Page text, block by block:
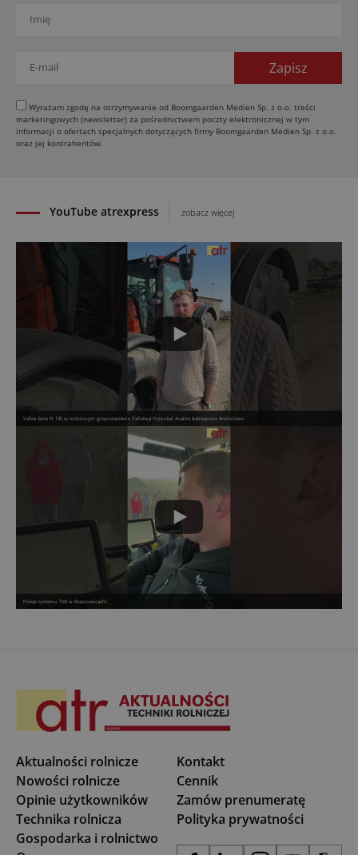
02.08.2026
01.08.2026
Elektryczne maszyny terenowe: 3 kluczowe trendy
31.07.2026
Kukurydza w Polsce: aktualny stan plantacji
30.07.2026
YouTube atrexpress zobacz więcej
Valtra Serie N 135 w rodzinnym gospodarstwie Państwa Pszonka! #valtra #atrexpress #rolnictwo
Pokaz systemu TIM w Braszowicach!
Wyrażam zgodę na otrzymywanie od Boomgaarden Medien Sp. z o.o. treści
marketingowych (newsletter) za pośrednictwem poczty elektronicznej w tym
informacji o ofertach specjalnych dotyczących firmy Boomgaarden Medien Sp. z o.o.
oraz jej kontrahentów.
Aktualności rolnicze
Nowości rolnicze
Opinie użytkowników
Technika rolnicza
Gospodarka i rolnictwo
Kontakt
Cennik
Zamów prenumeratę
Polityka prywatności